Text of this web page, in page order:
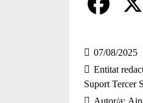
a
c
07/08/2025
Entitat
Suport Tercer